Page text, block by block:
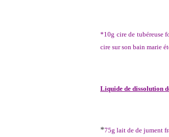
*10g cire de tubéreuse
cire sur son bain marie
Liquide de dissolution
*75g lait de de jument